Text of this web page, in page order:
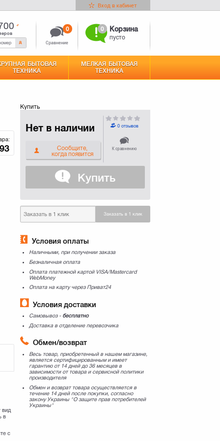
Вход в кабинет
Сравнение
0 0 Корзина
пусто
БЫТОВАЯ
ТЕХНИКА
МЕЛКАЯ БЫТОВАЯ
ТЕХНИКА
Купить
вид
в
с
Нет в наличии
Сообщите,
когда появится
0 отзывов
К сравнению
Купить
Заказать в 1 клик
Условия оплаты
Наличными, при получении заказа
Безналичная оплата
Оплата платежной картой VISA/Mastercard
WebMoney
Оплата на карту через Приват24
Условия доставки
Самовывоз - бесплатно
Доставка в отделение перевозчика
Обмен/возврат
Весь товар, приобретенный в нашем магазине,
является сертифицированным и имеет
гарантию от 14 дней до 36 месяцев в
зависимости от товара и сервисной политики
производителя
Обмен и возврат товара осуществляется в
течение 14 дней после покупки, согласно
закону Украины "О защите прав потребителей
Украины"